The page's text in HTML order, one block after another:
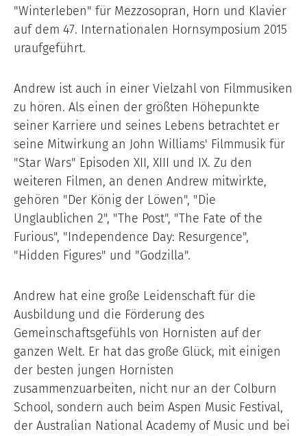
"Winterleben" für Mezzosopran, Horn und Klavier
auf dem 47. Internationalen Hornsymposium 2015
uraufgeführt.
Andrew ist auch in einer Vielzahl von Filmmusiken
zu hören. Als einen der größten Höhepunkte
seiner Karriere und seines Lebens betrachtet er
seine Mitwirkung an John Williams' Filmmusik für
"Star Wars" Episoden XII, XIII und IX. Zu den
weiteren Filmen, an denen Andrew mitwirkte,
gehören "Der König der Löwen", "Die
Unglaublichen 2", "The Post", "The Fate of the
Furious", "Independence Day: Resurgence",
"Hidden Figures" und "Godzilla".
Andrew hat eine große Leidenschaft für die
Ausbildung und die Förderung des
Gemeinschaftsgefühls von Hornisten auf der
ganzen Welt. Er hat das große Glück, mit einigen
der besten jungen Hornisten
zusammenzuarbeiten, nicht nur an der Colburn
School, sondern auch beim Aspen Music Festival,
der Australian National Academy of Music und bei